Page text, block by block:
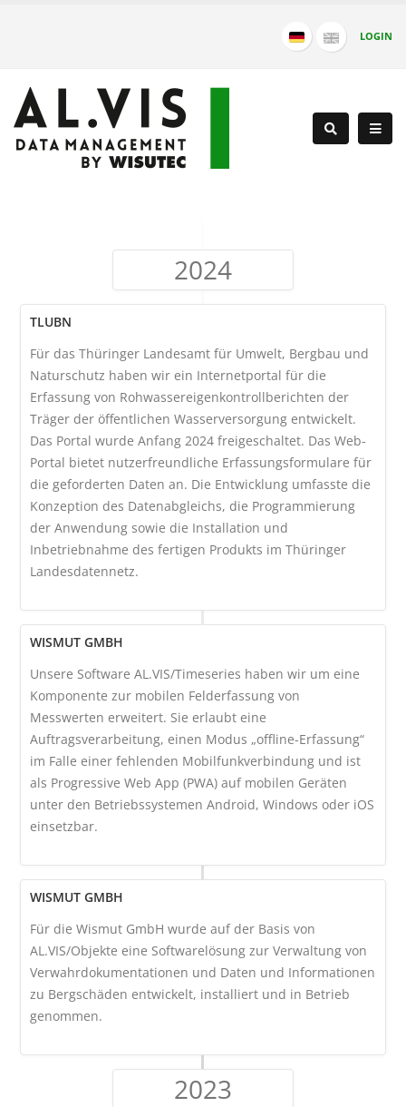
LOGIN
2024
TLUBN
Für das Thüringer Landesamt für Umwelt, Bergbau und
Naturschutz haben wir ein Internetportal für die
Erfassung von Rohwassereigenkontrollberichten der
Träger der öffentlichen Wasserversorgung entwickelt.
Das Portal wurde Anfang 2024 freigeschaltet. Das Web-
Portal bietet nutzerfreundliche Erfassungsformulare für
die geforderten Daten an. Die Entwicklung umfasste die
Konzeption des Datenabgleichs, die Programmierung
der Anwendung sowie die Installation und
Inbetriebnahme des fertigen Produkts im Thüringer
Landesdatennetz.
WISMUT GMBH
Unsere Software AL.VIS/Timeseries haben wir um eine
Komponente zur mobilen Felderfassung von
Messwerten erweitert. Sie erlaubt eine
Auftragsverarbeitung, einen Modus „offline-Erfassung“
im Falle einer fehlenden Mobilfunkverbindung und ist
als Progressive Web App (PWA) auf mobilen Geräten
unter den Betriebssystemen Android, Windows oder iOS
einsetzbar.
WISMUT GMBH
Für die Wismut GmbH wurde auf der Basis von
AL.VIS/Objekte eine Softwarelösung zur Verwaltung von
Verwahrdokumentationen und Daten und Informationen
zu Bergschäden entwickelt, installiert und in Betrieb
genommen.
2023